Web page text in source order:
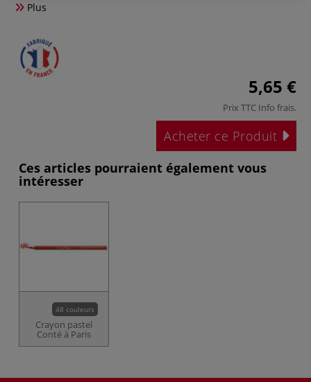
Plus
5,65 €
Prix TTC Info frais.
Acheter ce Produit
Ces articles pourraient également vous
intéresser
48 couleurs
Crayon pastel
Conté à Paris